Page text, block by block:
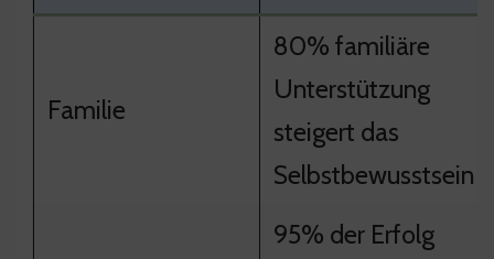
Familie
80% familiäre
Unterstützung
steigert das
Selbstbewusstsein
95% der Erfolg